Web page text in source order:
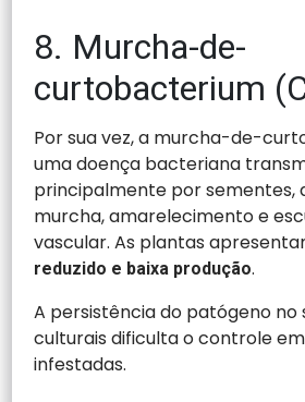
8. Murcha-de-
curtobacterium
Por sua vez, a murcha-de-
uma doença bacteriana
principalmente por sementes,
murcha, amarelecimento e
vascular. As plantas
reduzido e baixa produção.
A persistência do patógeno no
culturais dificulta o controle
infestadas.